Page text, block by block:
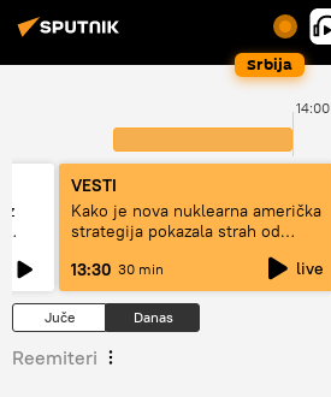
Srbija
14:00
VESTI
Kako je nova nuklearna američka
strategija pokazala strah od
13:30 30 min live
Juče Danas
Reemiteri